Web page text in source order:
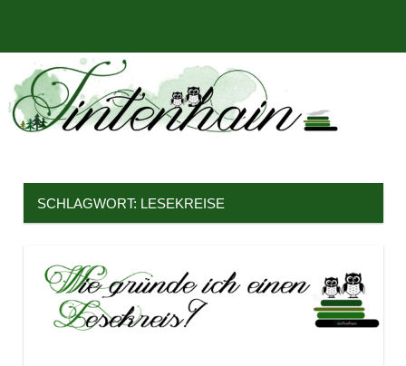
springen
Tintenhain
–
Der
Rezensionen
und
mehr
SCHLAGWORT: LESEKREISE